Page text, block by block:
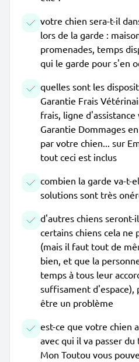
votre chien sera-t-il
lors de la garde :
promenades, temps
qui le garde pour s'en
quelles sont les
Garantie Frais
frais, ligne
Garantie Dommages
par votre chien... sur
tout ceci est inclus
combien la garde va-t-
solutions sont très
d'autres chiens seront-
certains chiens cela ne
(mais il faut tout de
bien, et que la
temps à tous leur
suffisament d'espace),
être un problème
est-ce que votre chien
avec qui il va passer
Mon Toutou vous